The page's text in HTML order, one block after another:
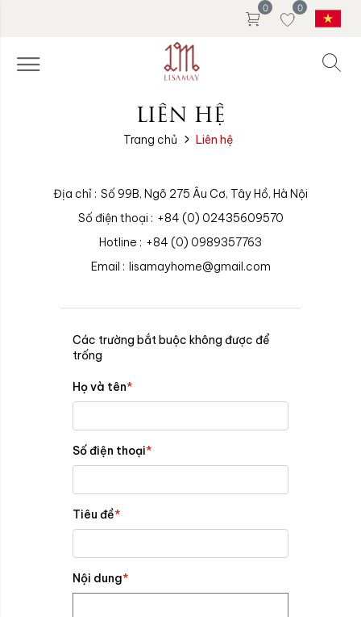
0
0
LIÊN HỆ
Trang chủ Liên hệ
Địa chỉ : Số 99B, Ngõ 275 Âu Cơ, Tây Hồ, Hà Nội
Số điện thoại : +84 (0) 02435609570
Hotline : +84 (0) 0989357763
Email : lisamayhome@gmail.com
Các trường bắt buộc không được để
trống
Họ và tên*
Số điện thoại*
Tiêu đề*
Nội dung*